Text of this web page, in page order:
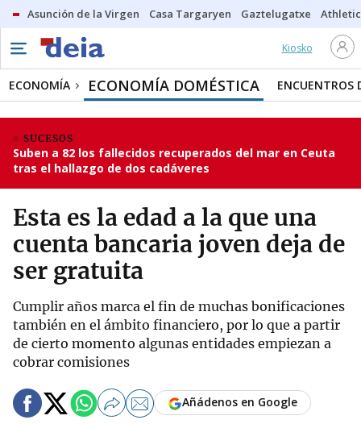
Asunción de la Virgen Casa Targaryen Gaztelugatxe Athletic
Kiosko
ECONOMÍA ECONOMÍA DOMÉSTICA ENCUENTROS
SUCESOS
Suben a 82 los fallecidos recuperados del mar en Ceuta
tras el hallazgo de dos cadáveres
Esta es la edad a la que una
cuenta bancaria joven deja de
ser gratuita
Cumplir años marca el fin de muchas bonificaciones
también en el ámbito financiero, por lo que a partir
de cierto momento algunas entidades empiezan a
cobrar comisiones
Añádenos en Google